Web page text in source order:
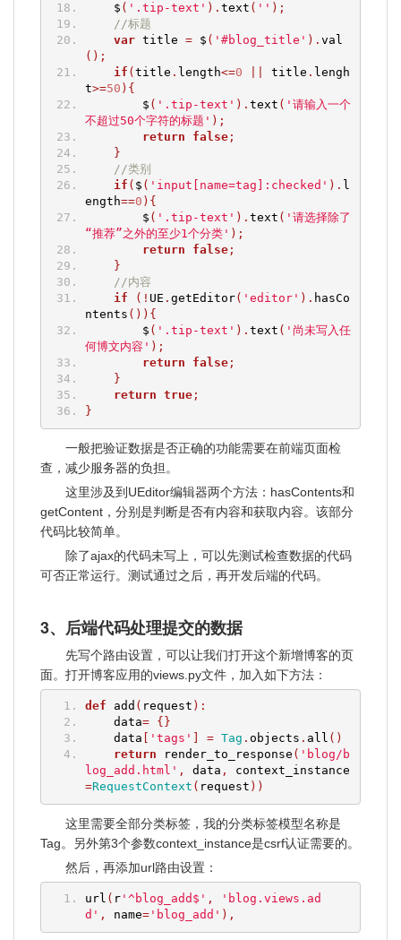
$ ( '.tip-text' ). text ( '' );
//标题
var title = $ ( '#blog_title' ). val
();
if ( title . length<=0 title . lengh
t>=50 ){
$ ( '.tip-text' ). text ( '请输入一个
不超过50个字符的标题' );
return
false;
}
//类别
if ( $ ( 'input[name=tag]:checked' ). l
ength==0 ){
$ ( '.tip-text' ). text ( '请选择除了
“推荐”之外的至少1个分类' );
return
false;
}
//内容
if
(! UE . getEditor( 'editor' ). hasCo
ntents ()){
$ ( '.tip-text' ). text ( '尚未写入任
何博文内容' );
return
false;
}
return true;
}
一般把验证数据是否正确的功能需要在前端页面检
查，减少服务器的负担。
这里涉及到UEditor编辑器两个方法：hasContents和
getContent，分别是判断是否有内容和获取内容。该部分
代码比较简单。
除了ajax的代码未写上，可以先测试检查数据的代码
可否正常运行。测试通过之后，再开发后端的代码。
3、后端代码处理提交的数据
先写个路由设置，可以让我们打开这个新增博客的页
面。打开博客应用的views.py文件，加入如下方法：
def add ( request ):
data=
{}
data
'tags' = Tag . objects . all ()
return render_to_response ( 'blog/b
log_add.html' , data ,
context_instance
=RequestContext ( request ))
这里需要全部分类标签，我的分类标签模型名称是
Tag。另外第3个参数context_instance是csrf认证需要的。
然后，再添加url路由设置：
url ( r'^blog_add$' ,
'blog.views.ad
d' , name='blog_add' ),